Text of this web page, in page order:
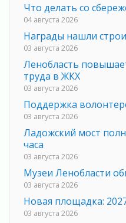
Что делать со
04 августа 2026
Награды нашли
03 августа 2026
Ленобласть
труда в ЖКХ
03 августа 2026
Поддержка
03 августа 2026
Ладожский мост
часа
03 августа 2026
Музеи Ленобласти
03 августа 2026
Новая площадка:
03 августа 2026